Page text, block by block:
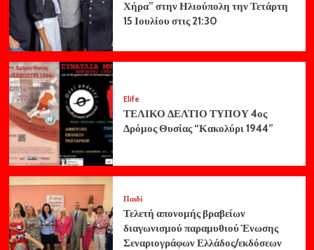
Χήρα” στην Ηλιούπολη την Τετάρτη
15 Ιουλίου στις 21:30
Elife
ΤΕΛΙΚΟ ΔΕΛΤΙΟ ΤΥΠΟΥ 4ος
Δρόμος Θυσίας “Κακολύρι 1944”
Παιδί
Τελετή απονομής βραβείων
διαγωνισμού παραμυθιού Ένωσης
Σεναριογράφων Ελλάδος/εκδόσεων